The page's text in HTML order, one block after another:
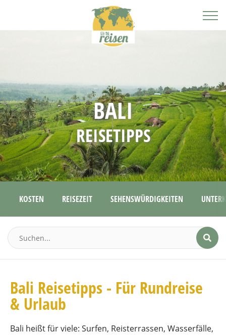
BALI
REISETIPPS
KOSTEN REISEZEIT SEHENSWÜRDIGKEITEN
Bali Reisetipps - Für Rundreise
& Urlaub
Bali heißt für viele: Surfen, Reisterrassen, Wasserfälle,